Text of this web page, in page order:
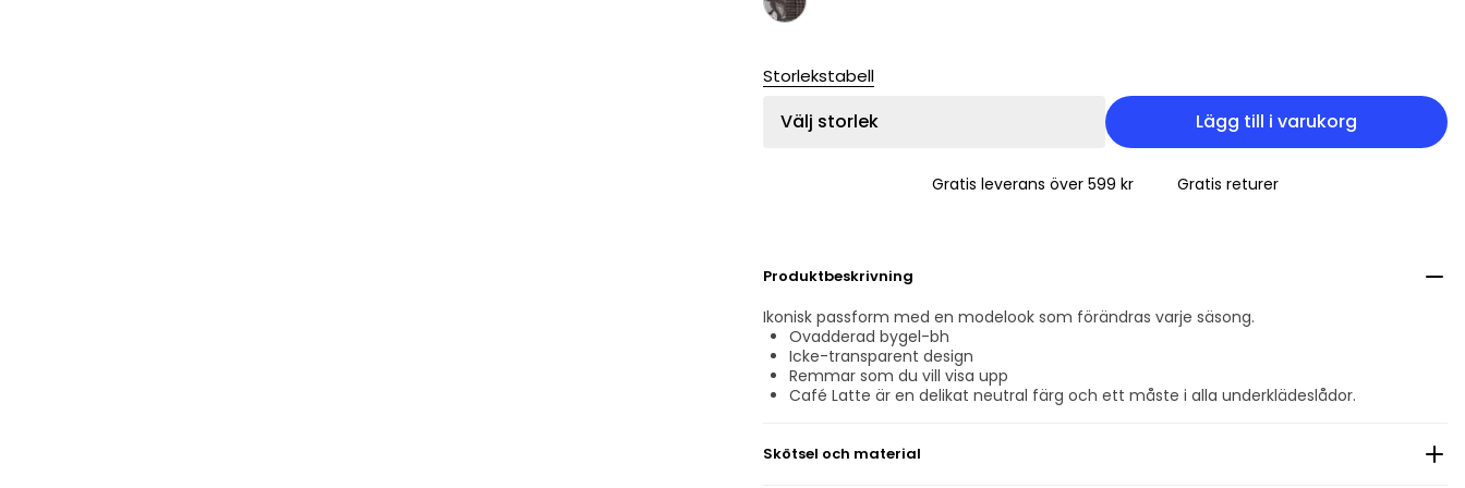
Storlekstabell
Välj storlek Lägg till i varukorg
Gratis leverans över 599 kr Gratis returer
Produktbeskrivning
Ikonisk passform med en modelook som förändras varje säsong.
Ovadderad bygel-bh
Icke-transparent design
Remmar som du vill visa upp
Café Latte är en delikat neutral färg och ett måste i alla underklädeslådor.
Skötsel och material